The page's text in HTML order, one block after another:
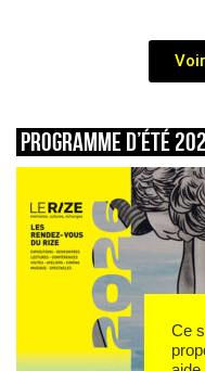
Programme d’été
Ce